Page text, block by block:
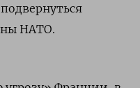
НАТО.